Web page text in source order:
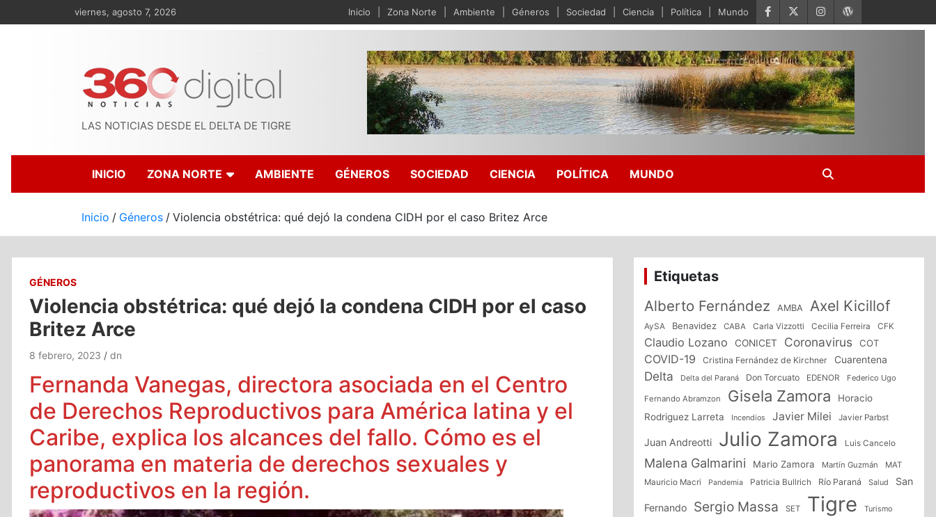
al
viernes, agosto 7, 2026 Inicio Zona Norte Ambiente Géneros Sociedad Ciencia Política Mundo
LAS NOTICIAS DESDE EL DELTA DE TIGRE
INICIO ZONA NORTE AMBIENTE GÉNEROS SOCIEDAD CIENCIA POLÍTICA MUNDO
Inicio Géneros Violencia obstétrica: qué dejó la condena CIDH por el caso Britez Arce
GÉNEROS
Violencia obstétrica: qué dejó la condena CIDH por el caso
Britez Arce
8 febrero, 2023 dn
Fernanda Vanegas, directora asociada en el Centro
de Derechos Reproductivos para América latina y el
Caribe, explica los alcances del fallo. Cómo es el
panorama en materia de derechos sexuales y
reproductivos en la región.
Etiquetas
Alberto Fernández AMBA Axel Kicillof
AySA Benavidez CABA Carla Vizzotti Cecilia Ferreira CFK
Claudio Lozano CONICET Coronavirus COT
COVID-19 Cristina Fernández de Kirchner Cuarentena
Delta Delta del Paraná Don Torcuato EDENOR Federico Ugo
Fernando Abramzon Gisela Zamora
Horacio
Rodriguez Larreta
Incendios Javier Milei Javier Parbst
Juan Andreotti Julio Zamora Luis Cancelo
Malena Galmarini Mario Zamora Martín Guzmán
MAT
Mauricio Macri
Pandemia Patricia Bullrich Río Paraná Salud San
Fernando Sergio Massa SET Tigre Turismo